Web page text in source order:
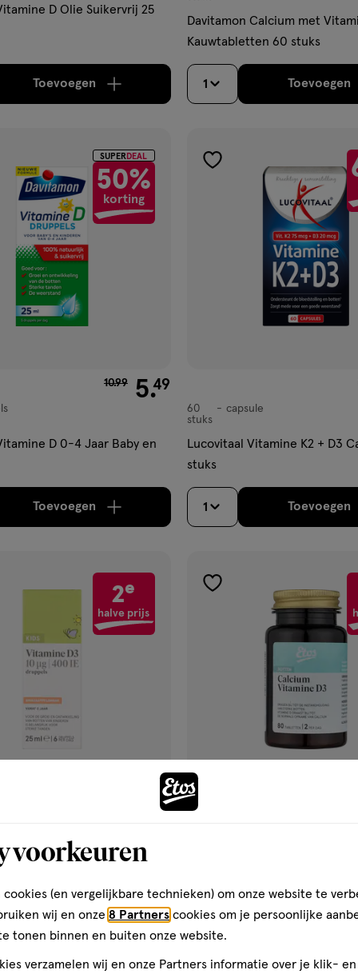
D Olie Suikervrij 25
Toevoegenverhoog aantal met één, Limiet bereikt.Je kan
Davitamon Calcium met
Kauwtabletten 60 stuks
1 Toevoegen
SUPER DEAL
50%
korting
van € 10.99 voor € 5.49
10.99 5.49
D 0-4 Jaar Baby en
Toevoegenverhoog aantal met één, Limiet bereikt.Je kan
toevoegen
capsule
60
stuks
capsule
Lucovitaal Vitamine K2 + D3
stuks
1 Toevoegen
2e
halve prijs
99
D Druppels 25 ML
Toevoegenverhoog aantal met één,Limiet bereikt. Je kan
toevoegen
verlanglijst
stuks
voorkeuren
cookies (en vergelijkbare technieken) om onze website te
wij en onze 8 Partners cookies om je persoonlijke
tonen binnen en buiten onze website.
verzamelen wij en onze Partners informatie over je klik-